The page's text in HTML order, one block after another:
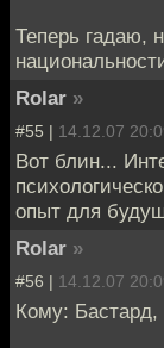
Теперь гадаю,
Rolar »
#55 | 14.12.07
Вот блин...
опыт для
Rolar »
#56 | 14.12.07
Кому: Бастард,